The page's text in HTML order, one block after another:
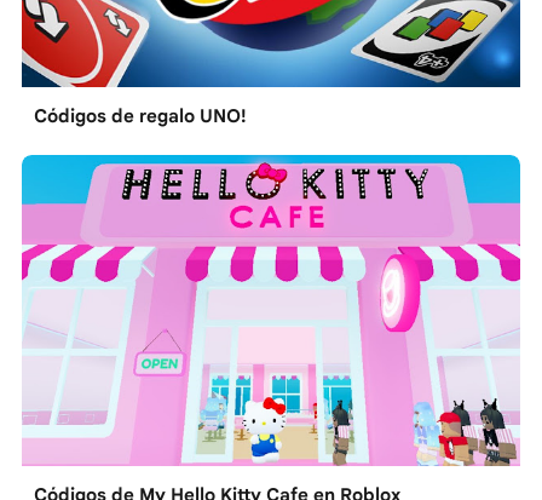
Códigos de regalo UNO!
Códigos de My Hello Kitty Cafe en Roblox